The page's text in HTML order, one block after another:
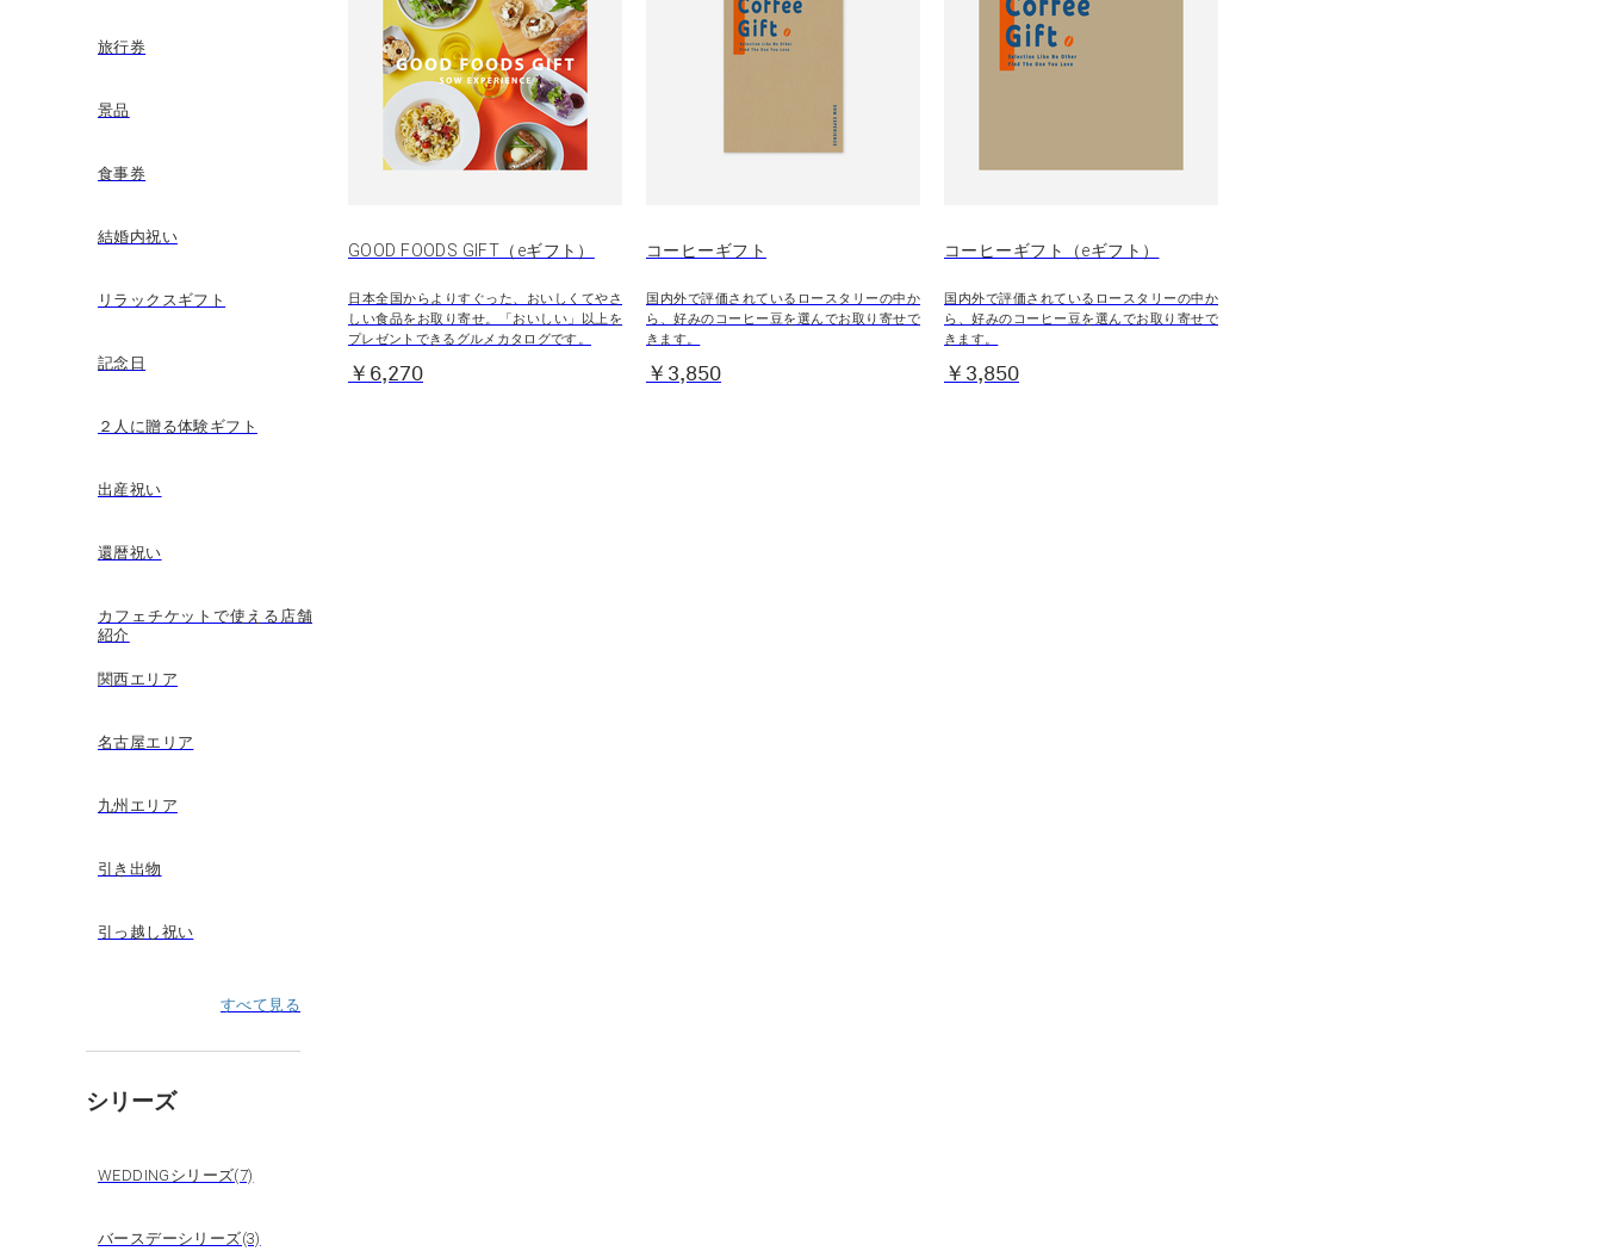
旅行券
景品
食事券
結婚内祝い
リラックスギフト
記念日
２人に贈る体験ギフト
出産祝い
還暦祝い
カフェチケットで使える店舗
紹介
関西エリア
名古屋エリア
九州エリア
引き出物
引っ越し祝い
すべて見る
シリーズ
WEDDINGシリーズ(7)
バースデーシリーズ(3)
GOOD FOODS GIFT（eギフト）
日本全国からよりすぐった、おいしくてやさ
しい食品をお取り寄せ。「おいしい」以上を
プレゼントできるグルメカタログです。
￥6,270
コーヒーギフト
国内外で評価されているロースタリーの中か
ら、好みのコーヒー豆を選んでお取り寄せで
きます。
￥3,850
コーヒーギフト（eギフト）
国内外で評価されているロースタリーの中か
ら、好みのコーヒー豆を選んでお取り寄せで
きます。
￥3,850